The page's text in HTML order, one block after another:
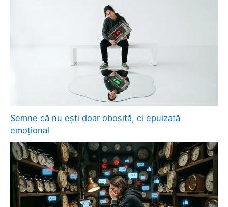
Semne că nu ești doar obosită, ci epuizată
emoțional